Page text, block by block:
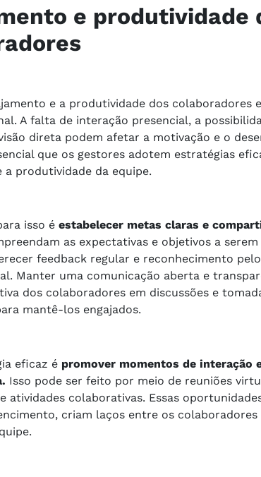
e produtividade
e a produtividade dos colaboradores
A falta de interação presencial, a
direta podem afetar a motivação e o
que os gestores adotem estratégias
a produtividade da equipe.
isso é estabelecer metas claras e
as expectativas e objetivos a
feedback regular e reconhecimento
Manter uma comunicação aberta e
dos colaboradores em discussões e
mantê-los engajados.
eficaz é promover momentos de interação
Isso pode ser feito por meio de reuniões
atividades colaborativas. Essas
criam laços entre os